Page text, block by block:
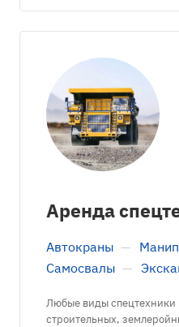
Аренда
Автокраны —
Самосвалы —
Любые виды спецтехники
строительных,